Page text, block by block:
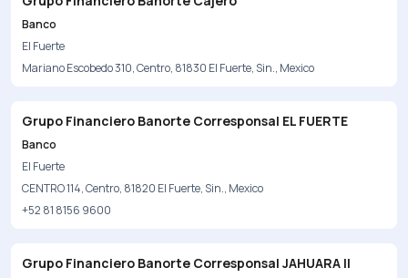
Banco
El Fuerte
Mariano Escobedo 310, Centro, 81830 El Fuerte, Sin., Mexico
Grupo Financiero Banorte Corresponsal EL FUERTE
Banco
El Fuerte
CENTRO 114, Centro, 81820 El Fuerte, Sin., Mexico
+52 81 8156 9600
Grupo Financiero Banorte Corresponsal JAHUARA II